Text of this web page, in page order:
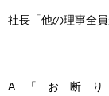
社長「他の理事全
A 「 お 断 り